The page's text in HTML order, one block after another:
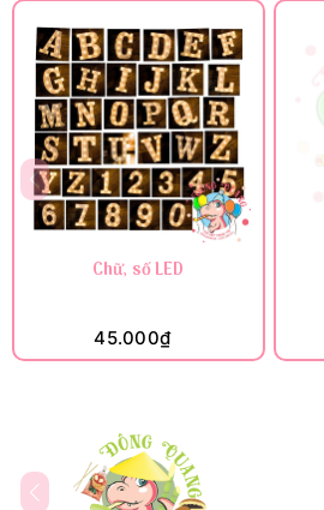
Chữ, số LED
45.000₫